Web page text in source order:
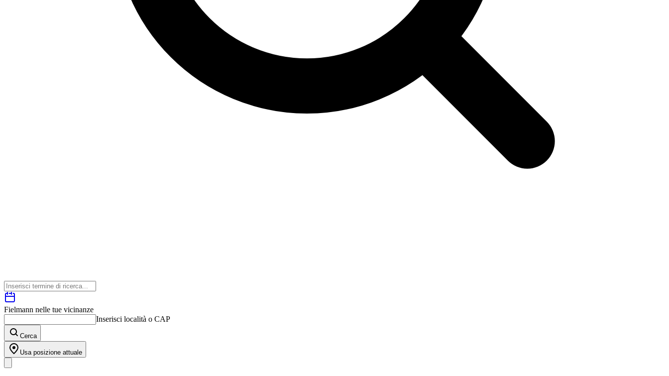
Fielmann nelle tue vicinanze
Inserisci località o CAP
Cerca
Usa posizione attuale